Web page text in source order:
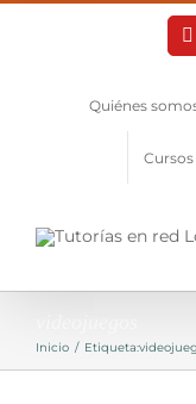
Quiénes
Inicio / Etiqueta: